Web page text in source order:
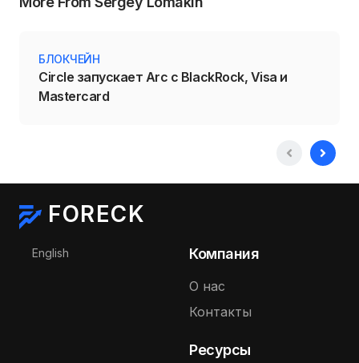
БЛОКЧЕЙН
Circle запускает Arc с BlackRock, Visa и
Mastercard
FORECK
Выберите язык
English Компания
О нас
Контакты
Ресурсы